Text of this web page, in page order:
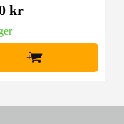
kr
+